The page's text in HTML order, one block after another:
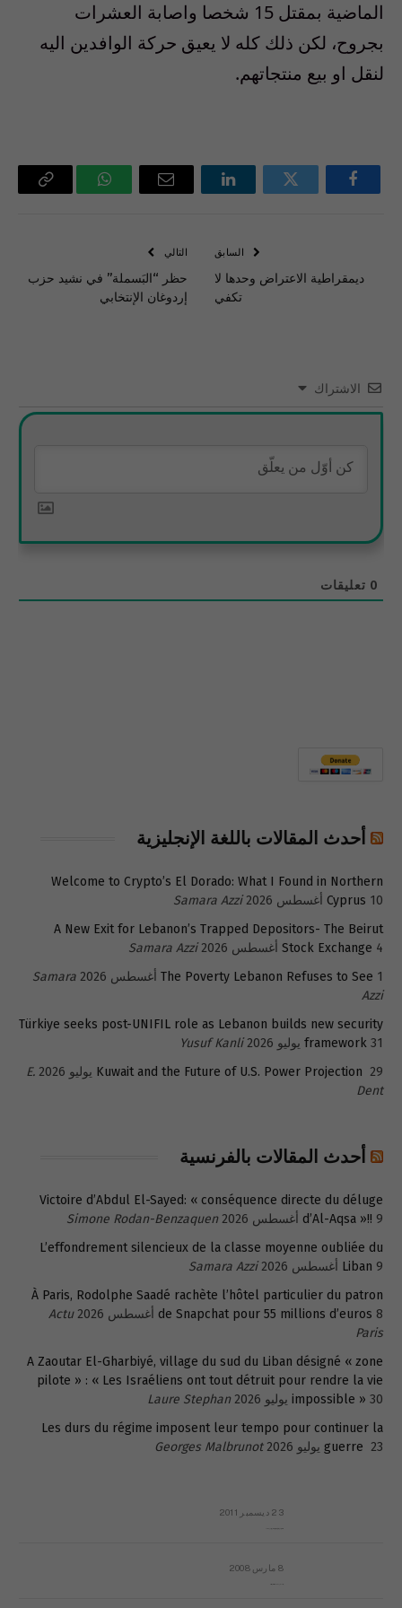
الماضية بمقتل 15 شخصا واصابة العشرات
بجروح، لكن ذلك كله لا يعيق حركة الوافدين اليه
لنقل او بيع منتجاتهم.
فيسبوك تويتر لينكدإن
البريد
واتساب Copy
السابق
‎ديمقراطية الاعتراض وحدها لا
تكفي
التالي
حظر “البَسملة” في نشيد حزب
إردوغان الإنتخابي
الاشتراك
0 تعليقات
أحدث المقالات باللغة الإنجليزية
Welcome to Crypto’s El Dorado: What I Found in Northern
Cyprus 10 أغسطس 2026
Samara Azzi
A New Exit for Lebanon’s Trapped Depositors- The Beirut
Stock Exchange 4 أغسطس 2026
Samara Azzi
The Poverty Lebanon Refuses to See 1 أغسطس 2026
Samara
Azzi
Türkiye seeks post-UNIFIL role as Lebanon builds new security
framework 31 يوليو 2026
Yusuf Kanli
Kuwait and the Future of U.S. Power Projection 29 يوليو 2026
E.
Dent
أحدث المقالات بالفرنسية
Victoire d’Abdul El-Sayed: « conséquence directe du déluge
d’Al-Aqsa »!! 9 أغسطس 2026
Simone Rodan-Benzaquen
L’effondrement silencieux de la classe moyenne oubliée du
Liban 9 أغسطس 2026
Samara Azzi
À Paris, Rodolphe Saadé rachète l’hôtel particulier du patron
de Snapchat pour 55 millions d’euros 8 أغسطس 2026
Actu
Paris
A Zaoutar El-Gharbiyé, village du sud du Liban désigné « zone
pilote » : « Les Israéliens ont tout détruit pour rendre la vie
impossible » 30 يوليو 2026
Laure Stephan
Les durs du régime imposent leur tempo pour continuer la
guerre 23 يوليو 2026 Georges Malbrunot
23 ديسمبر 2011
8 مارس 2008